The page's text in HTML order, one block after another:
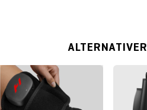
ALTERNATIVER